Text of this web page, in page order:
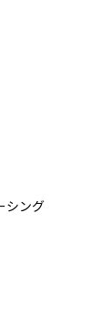
シング